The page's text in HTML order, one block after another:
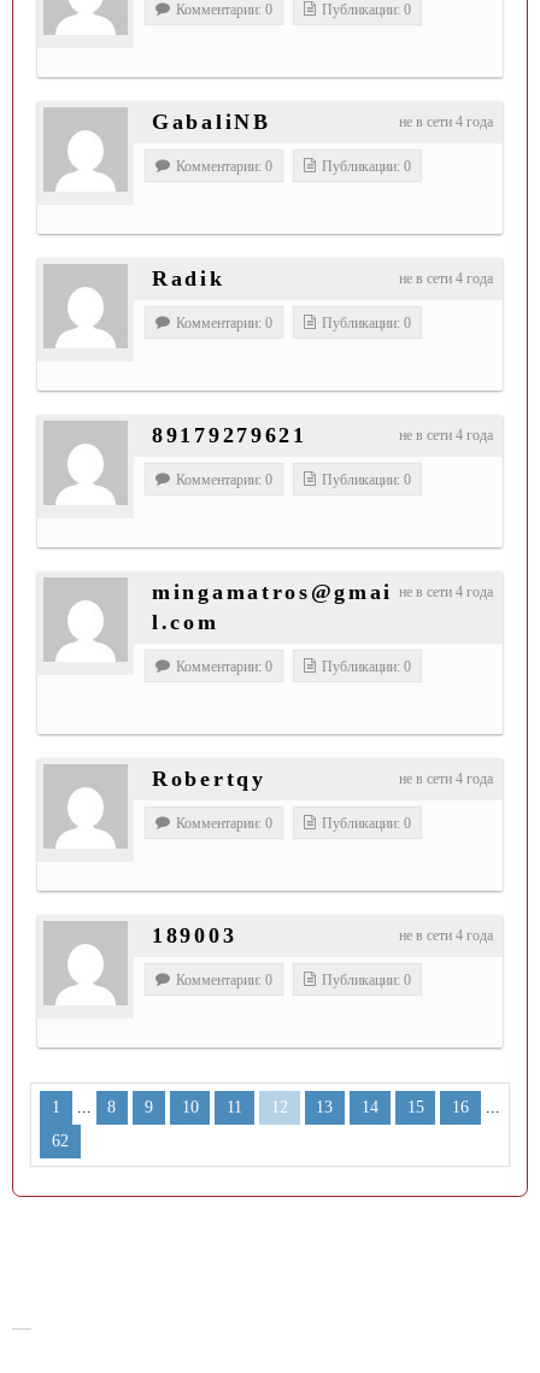
Комментарии: 0 Публикации: 0
не в сети 4 года
GabaliNB
Комментарии: 0 Публикации: 0
не в сети 4 года
Radik
Комментарии: 0 Публикации: 0
не в сети 4 года
89179279621
Комментарии: 0 Публикации: 0
не в сети 4 года
mingamatros@gmai
l.com
Комментарии: 0 Публикации: 0
не в сети 4 года
Robertqy
Комментарии: 0 Публикации: 0
не в сети 4 года
189003
Комментарии: 0 Публикации: 0
1 ... 8 9 10 11 12 13 14 15 16 ...
62